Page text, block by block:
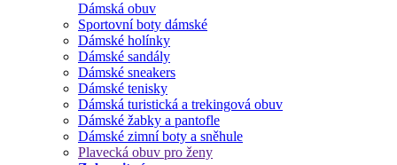
Dámská obuv
Sportovní boty dámské
Dámské holínky
Dámské sandály
Dámské sneakers
Dámské tenisky
Dámská turistická a trekingová obuv
Dámské žabky a pantofle
Dámské zimní boty a sněhule
Plavecká obuv pro ženy